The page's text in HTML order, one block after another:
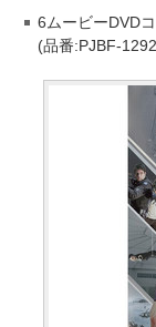
6ムービーDVD
(品番:PJBF-